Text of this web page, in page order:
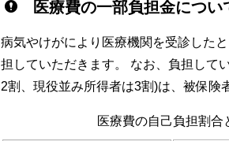
医療費の一部負担金につい
病気やけがにより医療機関を受診した
担していただきます。 なお、負担して
2割、現役並み所得者は3割)は、被保険
医療費の自己負担割合